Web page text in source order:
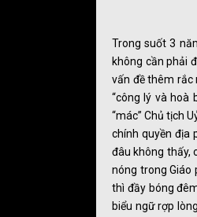
Trong suốt 3
không cần phải
vấn đề thêm rắc
“công lý và hoà
“mác” Chủ tịch
chính quyền địa
đâu không thấy,
nóng trong Giáo
thì đầy bóng
biểu ngữ rợp